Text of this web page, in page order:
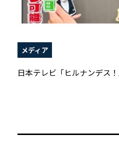
メディア
日本テレビ「ヒルナンデス